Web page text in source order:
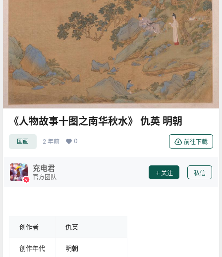
《人物故事十图之南华秋水》 仇英 明朝
国画 2 年前 0 前往下载
充电君
官方团队
关注 私信
创作者 仇英
创作年代 明朝